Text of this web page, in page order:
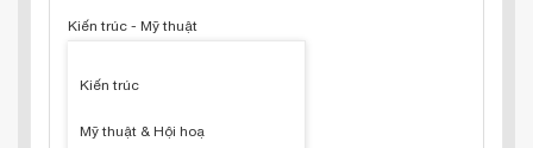
Kiến trúc - Mỹ thuật
Kiến trúc
Mỹ thuật & Hội hoạ